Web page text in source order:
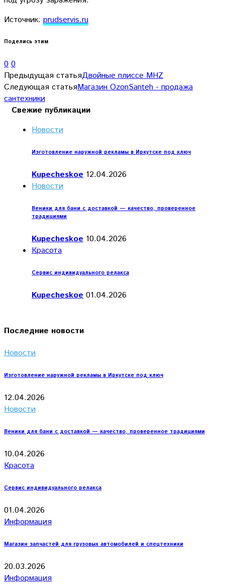
Источник: prudservis.ru
Поделись этим
0 0
Предыдущая статьяДвойные плиссе MHZ
Следующая статьяМагазин OzonSanteh - продажа
сантехники
Свежие публикации
Новости
Изготовление наружной рекламы в Иркутске под ключ
Kupecheskoe 12.04.2026
Новости
Веники для бани с доставкой — качество, проверенное
традициями
Kupecheskoe 10.04.2026
Красота
Сервис индивидуального релакса
Kupecheskoe 01.04.2026
Последние новости
Новости
Изготовление наружной рекламы в Иркутске под ключ
12.04.2026
Новости
Веники для бани с доставкой — качество, проверенное традициями
10.04.2026
Красота
Сервис индивидуального релакса
01.04.2026
Информация
Магазин запчастей для грузовых автомобилей и спецтехники
20.03.2026
Информация